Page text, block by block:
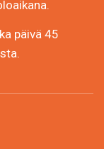
päivä 45